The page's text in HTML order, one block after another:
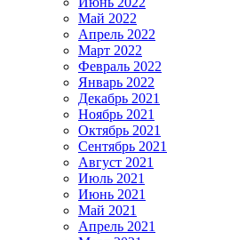
Май 2022
Апрель 2022
Март 2022
Февраль 2022
Январь 2022
Декабрь 2021
Ноябрь 2021
Октябрь 2021
Сентябрь 2021
Август 2021
Июль 2021
Июнь 2021
Май 2021
Апрель 2021